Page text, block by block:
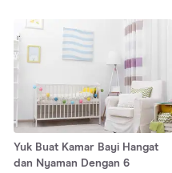
Yuk Buat Kamar Bayi Hangat
dan Nyaman Dengan 6